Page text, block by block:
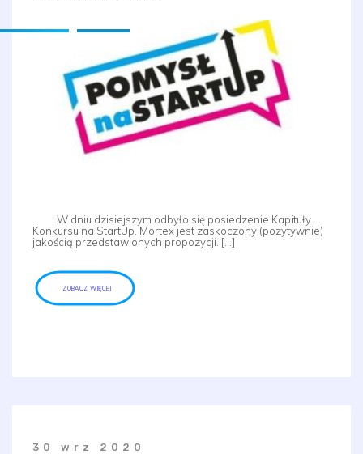
W dniu dzisiejszym odbyło się posiedzenie Kapituły
Konkursu na StartUp. Mortex jest zaskoczony (pozytywnie)
jakością przedstawionych propozycji. […]
ZOBACZ WIĘCEJ
30 wrz 2020